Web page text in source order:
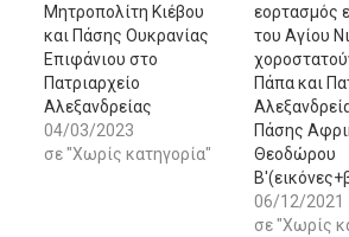
Μητροπολίτη Κιέβου
και Πάσης Ουκρανίας
Επιφάνιου στο
Πατριαρχείο
Αλεξανδρείας
04/03/2023
σε "Χωρίς κατηγορία"
εορτασμός
του Αγίου
Πάπα και
Πάσης
Θεοδώρου
06/12/2021
σε "Χωρίς